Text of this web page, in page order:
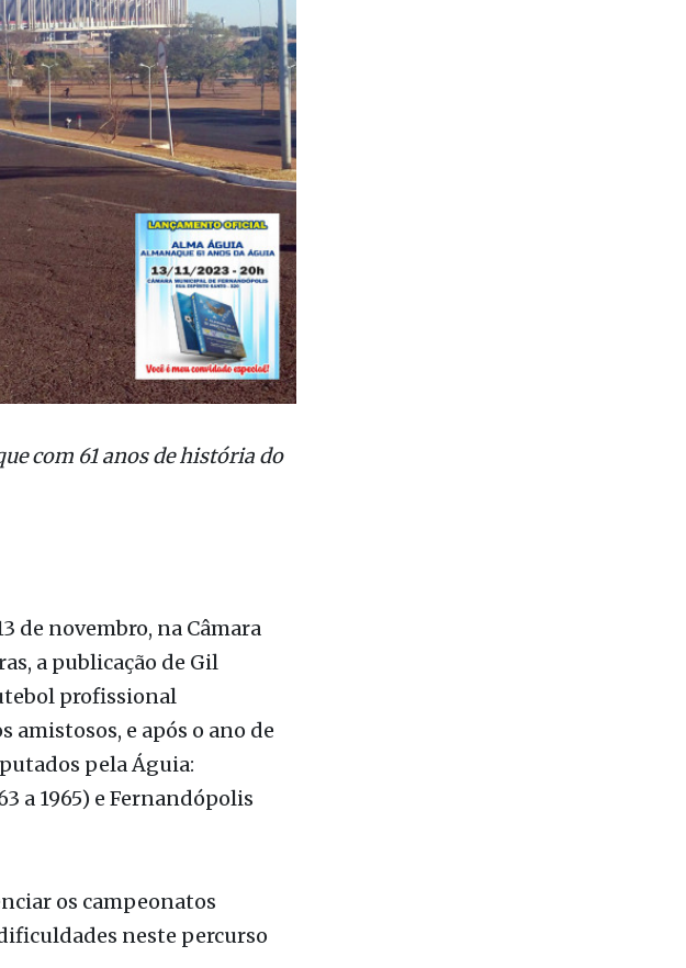
com 61 anos de história do
de novembro, na Câmara
a publicação de Gil
profissional
amistosos, e após o ano de
pela Águia:
a 1965) e Fernandópolis
os campeonatos
neste percurso